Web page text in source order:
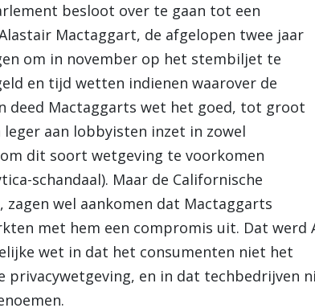
besloot over te gaan tot een
Mactaggart, de afgelopen twee jaar
om in november op het stembiljet te
en tijd wetten indienen waarover de
deed Mactaggarts wet het goed, tot groot
leger aan lobbyisten inzet in zowel
dit soort wetgeving te voorkomen
schandaal). Maar de Californische
wel aankomen dat Mactaggarts
met hem een compromis uit. Dat werd
wet in dat het consumenten niet het
en in dat techbedrijven